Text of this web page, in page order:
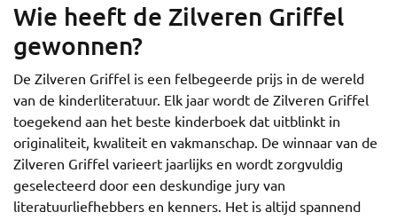
Wie heeft de Zilveren Griffel
gewonnen?
De Zilveren Griffel is een felbegeerde prijs in de wereld
van de kinderliteratuur. Elk jaar wordt de Zilveren Griffel
toegekend aan het beste kinderboek dat uitblinkt in
originaliteit, kwaliteit en vakmanschap. De winnaar van de
Zilveren Griffel varieert jaarlijks en wordt zorgvuldig
geselecteerd door een deskundige jury van
literatuurliefhebbers en kenners. Het is altijd spannend